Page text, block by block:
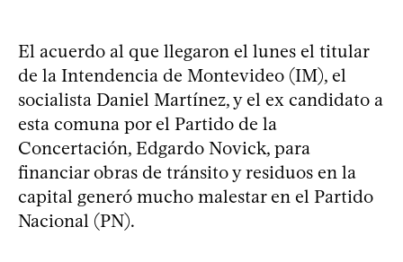
El acuerdo al que llegaron el lunes el titular
de la Intendencia de Montevideo (IM), el
socialista Daniel Martínez, y el ex candidato a
esta comuna por el Partido de la
Concertación, Edgardo Novick, para
financiar obras de tránsito y residuos en la
capital generó mucho malestar en el Partido
Nacional (PN).